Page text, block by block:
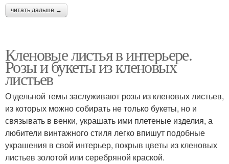
читать дальше →
Кленовые листья в интерьере.
Розы и букеты из кленовых
листьев
Отдельной темы заслуживают розы из кленовых листьев,
из которых можно собирать не только букеты, но и
связывать в венки, украшать ими плетеные изделия, а
любители винтажного стиля легко впишут подобные
украшения в свой интерьер, покрыв цветы из кленовых
листьев золотой или серебряной краской.